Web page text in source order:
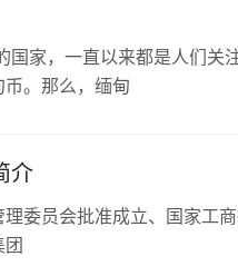
家，一直以来都是人们关
。那么，缅甸
介
委员会批准成立、国家工